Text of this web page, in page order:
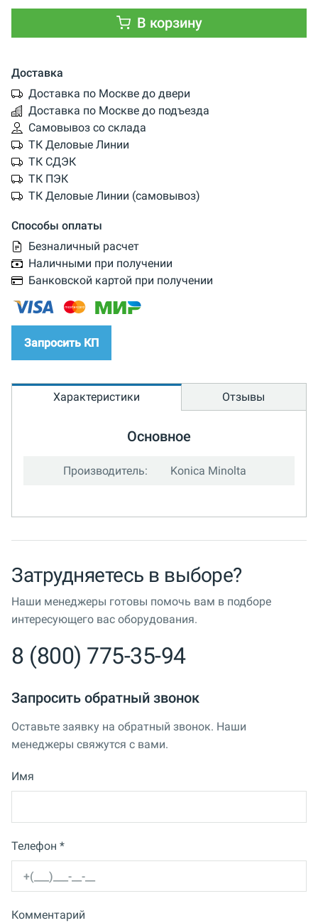
В корзину
Доставка
Доставка по Москве до двери
Доставка по Москве до подъезда
Самовывоз со склада
ТК Деловые Линии
ТК СДЭК
ТК ПЭК
ТК Деловые Линии (самовывоз)
Способы оплаты
Безналичный расчет
Наличными при получении
Банковской картой при получении
Запросить КП
Характеристики Отзывы
Основное
Производитель: Konica Minolta
Затрудняетесь в выборе?
Наши менеджеры готовы помочь вам в подборе
интересующего вас оборудования.
8 (800) 775-35-94
Запросить обратный звонок
Оставьте заявку на обратный звонок. Наши
менеджеры свяжутся с вами.
Имя
Телефон *
Комментарий